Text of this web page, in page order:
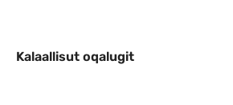
Kalaallisut oqalugit